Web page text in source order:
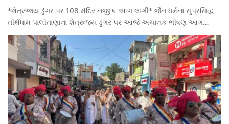
*શેત્રુંજય ડુંગર પર 108 મંદિર નજીક આગ લાગી* જૈન ધર્મના સુપ્રસિદ્ધ
તીર્થધામ પાલીતાણાના શેત્રુંજય ડુંગર પર આજે અચાનક ભીષણ આગ…